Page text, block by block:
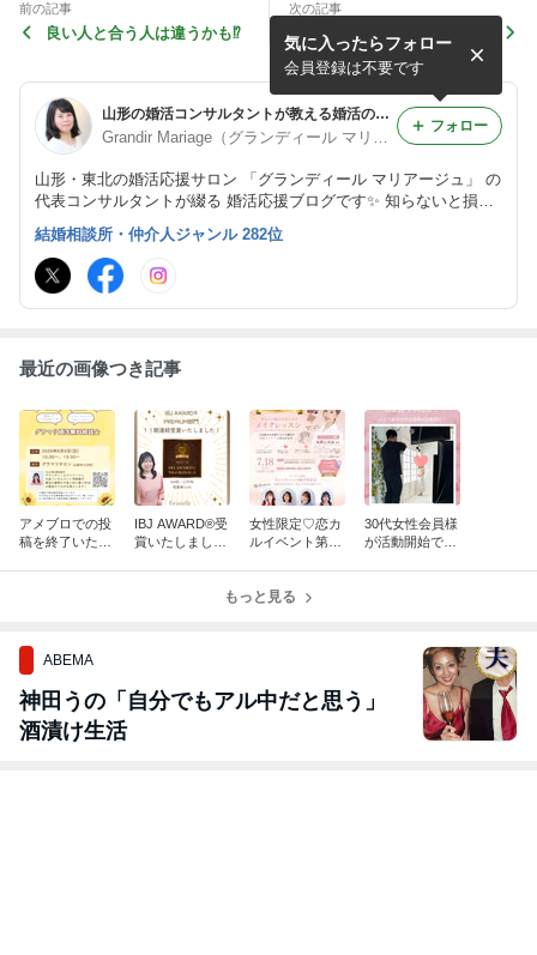
前の記事
良い人と合う人は違うかも⁉️
次の記事
婚活の電子レンジとオーブン
の方程式☆続き
山形の婚活コンサルタントが教える婚活の秘訣！【山形の結婚相談所 グランディール マリアージュ】
山形・東北の婚活応援サロン 「グランディール マリアージュ」 の
代表コンサルタントが綴る 婚活応援ブログです✨ 知らないと損す
る婚活の秘訣や、 仲人型結婚相談所が選ばれる理由、 婚活パーテ
ィーの心得などなど、 様々なテーマで書いています。
気に入ったらフォロー
会員登録は不要です
フォロー
結婚相談所・仲介人ジャンル 282位
最近の画像つき記事
アメブロでの投
稿を終了いたし
IBJ AWARD®受
賞いたしまし
女性限定♡恋カ
ルイベント第二
メイクレッスン
30代女性会員様
が活動開始です
もっと見る
ABEMA
神田うの「自分でもアル中だと思う」
酒漬け生活